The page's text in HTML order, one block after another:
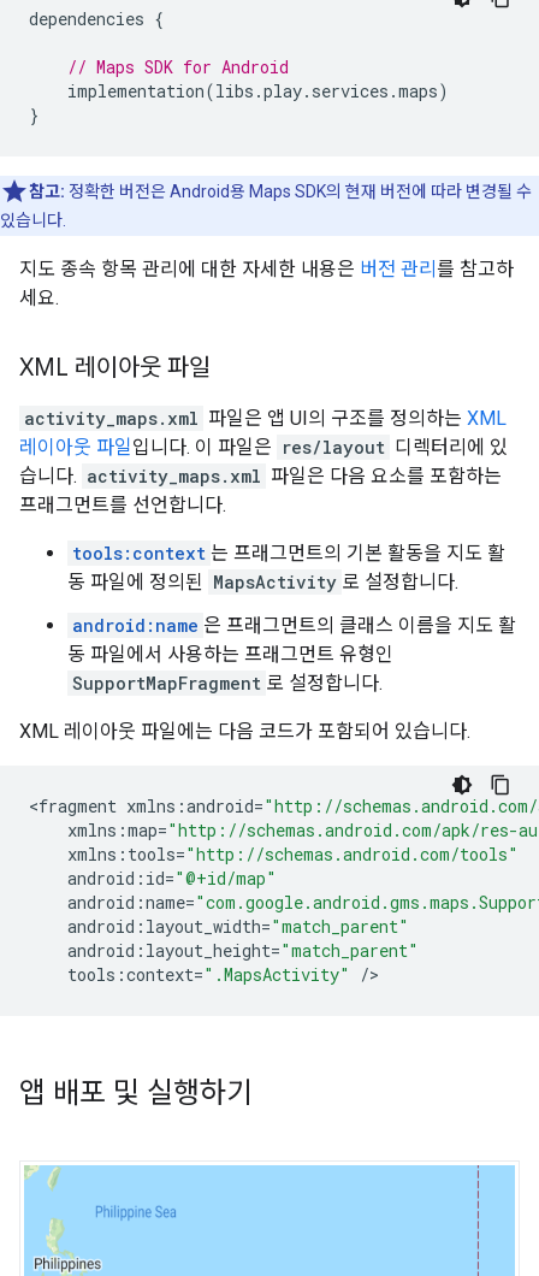
dependencies {
// Maps SDK for Android
implementation(libs .play. services .maps)
}
참고: 정확한 버전은 Android용 Maps SDK의 현재 버전에 따라 변경될 수
있습니다.
지도 종속 항목 관리에 대한 자세한 내용은 버전 관리 를 참고하
세요.
XML 레이아웃 파일
activity_maps.xml 파일은 앱 UI의 구조를 정의하는 XML
레이아웃 파일입니다. 이 파일은 res/layout 디렉터리에 있
습니다. activity_maps.xml 파일은 다음 요소를 포함하는
프래그먼트를 선언합니다.
tools:context 는 프래그먼트의 기본 활동을 지도 활
동 파일에 정의된 MapsActivity 로 설정합니다.
android:name 은 프래그먼트의 클래스 이름을 지도 활
동 파일에서 사용하는 프래그먼트 유형인
SupportMapFragment 로 설정합니다.
XML 레이아웃 파일에는 다음 코드가 포함되어 있습니다.
<fragment xmlns :android="http://
xmlns :map="http://schemas.android.com/apk/res-
xmlns : tools="http://schemas.android.com/tools"
android : id="@+id/map"
android :name=
android : layout_width="match_parent"
android : layout_height="match_parent"
tools :context=".MapsActivity" /
앱 배포 및 실행하기